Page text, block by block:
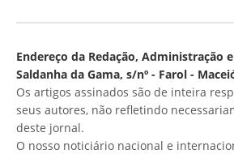
Endereço da Redação, Administração
Saldanha da Gama, s/nº - Farol -
Os artigos assinados são de inteira
seus autores, não refletindo
deste jornal.
O nosso noticiário nacional e